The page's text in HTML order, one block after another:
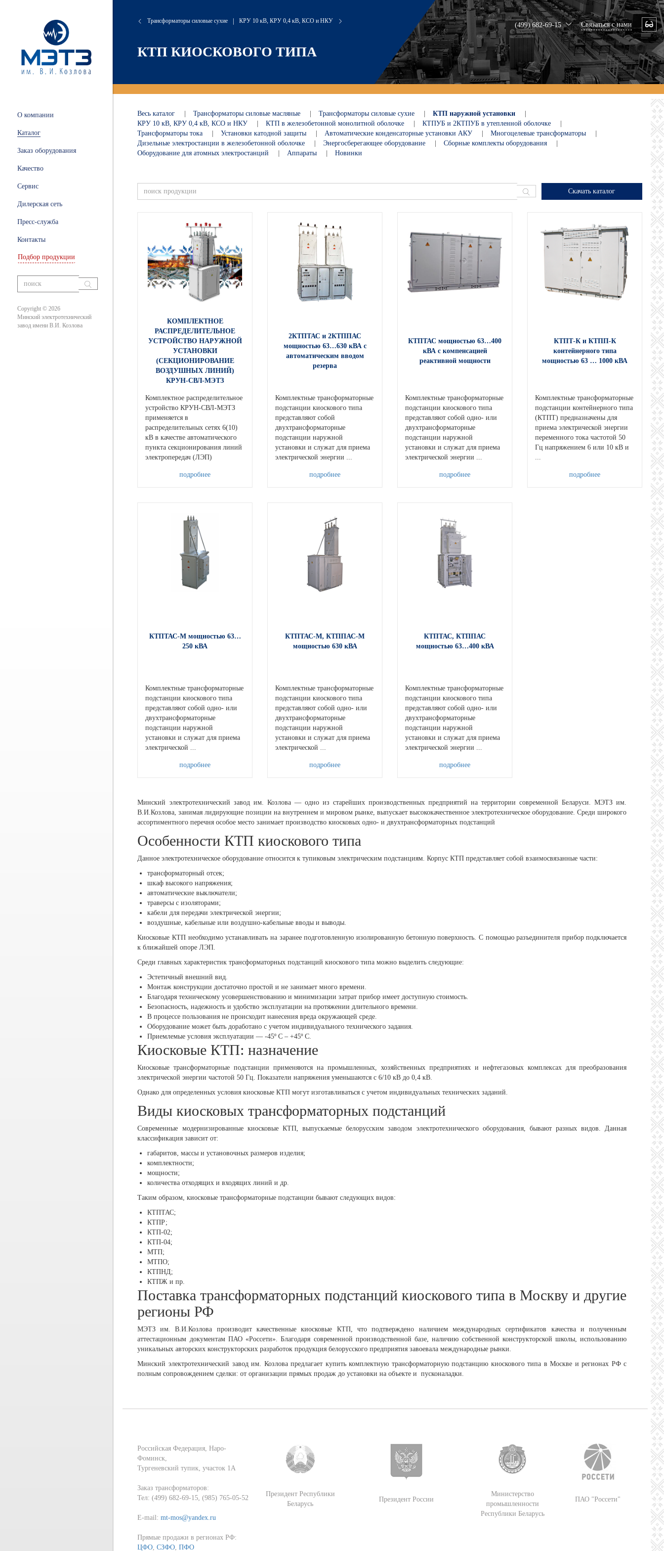
О компании
Каталог
Заказ оборудования
Качество
Сервис
Дилерская сеть
Пресс-служба
Контакты
Подбор продукции
Copyright © 2026
Минский электротехнический
завод имени В.И. Козлова
Трансформаторы силовые сухие КРУ 10 кВ, КРУ 0,4 кВ, КСО и НКУ
КТП КИОСКОВОГО ТИПА
(499) 682-69-15 Связаться с нами
Весь каталог Трансформаторы силовые масляные Трансформаторы силовые сухие КТП наружной установки
КРУ 10 кВ, КРУ 0,4 кВ, КСО и НКУ
КТП в железобетонной монолитной оболочке КТПУБ и 2КТПУБ в утепленной оболочке
Трансформаторы тока
Установки катодной защиты Автоматические конденсаторные установки АКУ Многоцелевые трансформаторы
Дизельные электростанции в железобетонной оболочке
Энергосберегающее оборудование Сборные комплекты оборудования
Оборудование для атомных электростанций
Аппараты Новинки
Скачать каталог
КОМПЛЕКТНОЕ
РАСПРЕДЕЛИТЕЛЬНОЕ
УСТРОЙСТВО НАРУЖНОЙ
УСТАНОВКИ
(СЕКЦИОНИРОВАНИЕ
ВОЗДУШНЫХ ЛИНИЙ)
КРУН-СВЛ-МЭТЗ
Комплектное распределительное
устройство КРУН-СВЛ-МЭТЗ
применяется в
распределительных сетях 6(10)
кВ в качестве автоматического
пункта секционирования линий
электропередач (ЛЭП)
подробнее
2КТПТАС и 2КТППАС
мощностью 63…630 кВА с
автоматическим вводом
резерва
Комплектные трансформаторные
подстанции киоскового типа
представляют собой
двухтрансформаторные
подстанции наружной
установки и служат для приема
электрической энергии ...
подробнее
КТПТАС мощностью 63…400
кВА с компенсацией
реактивной мощности
Комплектные трансформаторные
подстанции киоскового типа
представляют собой одно- или
двухтрансформаторные
подстанции наружной
установки и служат для приема
электрической энергии ...
подробнее
КТПТ-К и КТПП-К
контейнерного типа
мощностью 63 … 1000 кВА
Комплектные трансформаторные
подстанции контейнерного типа
(КТПТ) предназначены для
приема электрической энергии
переменного тока частотой 50
Гц напряжением 6 или 10 кВ и
...
подробнее
КТПТАС-М мощностью 63…
250 кВА
Комплектные трансформаторные
подстанции киоскового типа
представляют собой одно- или
двухтрансформаторные
подстанции наружной
установки и служат для приема
электрической ...
подробнее
КТПТАС-М, КТППАС-М
мощностью 630 кВА
Комплектные трансформаторные
подстанции киоскового типа
представляют собой одно- или
двухтрансформаторные
подстанции наружной
установки и служат для приема
электрической ...
подробнее
КТПТАС, КТППАС
мощностью 63…400 кВА
Комплектные трансформаторные
подстанции киоскового типа
представляют собой одно- или
двухтрансформаторные
подстанции наружной
установки и служат для приема
электрической энергии ...
подробнее
Минский электротехнический завод им. Козлова — одно из старейших производственных предприятий на территории современной Беларуси. МЭТЗ им.
В.И.Козлова, занимая лидирующие позиции на внутреннем и мировом рынке, выпускает высококачественное электротехническое оборудование. Среди широкого
ассортиментного перечня особое место занимает производство киосковых одно- и двухтрансформаторных подстанций
Особенности КТП киоскового типа
Данное электротехническое оборудование относится к тупиковым электрическим подстанциям. Корпус КТП представляет собой взаимосвязанные части:
трансформаторный отсек;
шкаф высокого напряжения;
автоматические выключатели;
траверсы с изоляторами;
кабели для передачи электрической энергии;
воздушные, кабельные или воздушно-кабельные вводы и выводы.
Киосковые КТП необходимо устанавливать на заранее подготовленную изолированную бетонную поверхность. С помощью разъединителя прибор подключается
к ближайшей опоре ЛЭП.
Среди главных характеристик трансформаторных подстанций киоскового типа можно выделить следующие:
Эстетичный внешний вид.
Монтаж конструкции достаточно простой и не занимает много времени.
Благодаря техническому усовершенствованию и минимизации затрат прибор имеет доступную стоимость.
Безопасность, надежность и удобство эксплуатации на протяжении длительного времени.
В процессе пользования не происходит нанесения вреда окружающей среде.
Оборудование может быть доработано с учетом индивидуального технического задания.
Приемлемые условия эксплуатации — -45º С – +45º С.
Киосковые КТП: назначение
Киосковые трансформаторные подстанции применяются на промышленных, хозяйственных предприятиях и нефтегазовых комплексах для преобразования
электрической энергии частотой 50 Гц. Показатели напряжения уменьшаются с 6/10 кВ до 0,4 кВ.
Однако для определенных условия киосковые КТП могут изготавливаться с учетом индивидуальных технических заданий.
Виды киосковых трансформаторных подстанций
Современные модернизированные киосковые КТП, выпускаемые белорусским заводом электротехнического оборудования, бывают разных видов. Данная
классификация зависит от:
габаритов, массы и установочных размеров изделия;
комплектности;
мощности;
количества отходящих и входящих линий и др.
Таким образом, киосковые трансформаторные подстанции бывают следующих видов:
КТПТАС;
КТПР;
КТП-02;
КТП-04;
МТП;
МТПО;
КТПНД;
КТПЖ и пр.
Поставка трансформаторных подстанций киоскового типа в Москву и другие
регионы РФ
МЭТЗ им. В.И.Козлова производит качественные киосковые КТП, что подтверждено наличием международных сертификатов качества и полученным
аттестационным документам ПАО «Россети». Благодаря современной производственной базе, наличию собственной конструкторской школы, использованию
уникальных авторских конструкторских разработок продукция белорусского предприятия завоевала международные рынки.
Минский электротехнический завод им. Козлова предлагает купить комплектную трансформаторную подстанцию киоскового типа в Москве и регионах РФ с
полным сопровождением сделки: от организации прямых продаж до установки на объекте и
пусконаладки.
Российская Федерация, Наро-
Фоминск,
Тургеневский тупик, участок 1А
Заказ трансформаторов:
Тел: (499) 682-69-15, (985) 765-05-52
E-mail:mt-mos@yandex.ru
Прямые продажи в регионах РФ:
ЦФО,СЗФО,ПФО
Президент Республики
Беларусь
Президент России
Министерство
промышленности
Республики Беларусь
ПАО "Россети"